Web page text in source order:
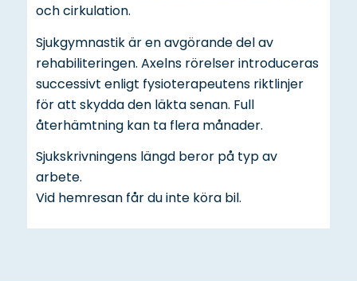
och cirkulation.
Sjukgymnastik är en avgörande del av
rehabiliteringen. Axelns rörelser introduceras
successivt enligt fysioterapeutens riktlinjer
för att skydda den läkta senan. Full
återhämtning kan ta flera månader.
Sjukskrivningens längd beror på typ av
arbete.
Vid hemresan får du inte köra bil.